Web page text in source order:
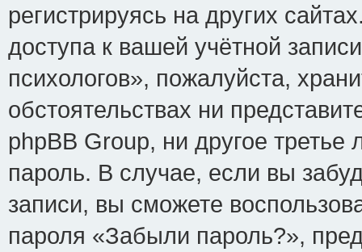
регистрируясь на других
доступа к вашей учётной
психологов», пожалуйста,
обстоятельствах ни
phpBB Group, ни другое
пароль. В случае, если вы
записи, вы сможете
пароля «Забыли пароль?»,